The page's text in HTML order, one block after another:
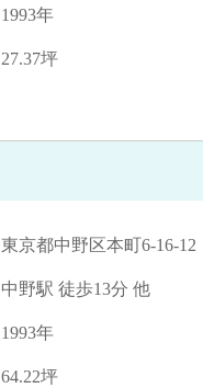
1993年
27.37坪
東京都中野区本町6-16-12
中野駅 徒歩13分 他
1993年
64.22坪